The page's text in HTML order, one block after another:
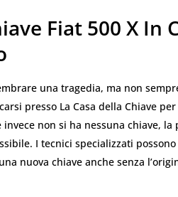
Fiat 500 X In
una tragedia, ma non
presso La Casa della Chiave
non si ha nessuna chiave,
I tecnici specializzati
nuova chiave anche senza